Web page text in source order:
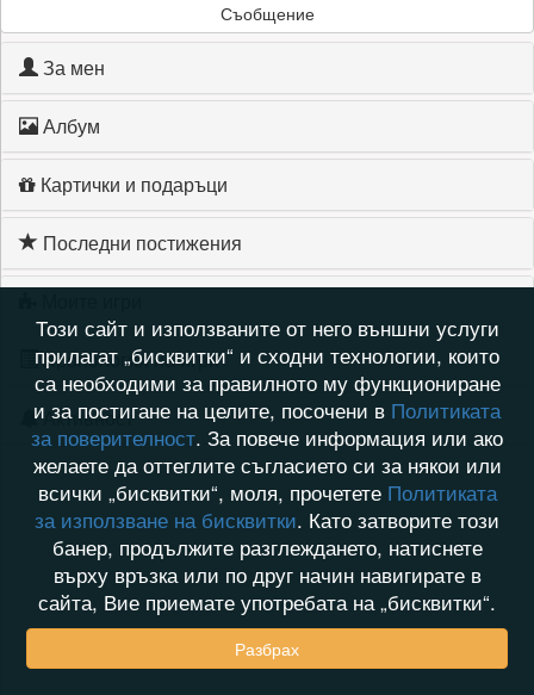
Съобщение
За мен
Албум
Картички и подаръци
Последни постижения
Хронология на игри
Активност
Този сайт и използваните от него външни услуги
прилагат „бисквитки“ и сходни технологии, които
са необходими за правилното му функциониране
и за постигане на целите, посочени в Политиката
за поверителност. За повече информация или ако
желаете да оттеглите съгласието си за някои или
всички „бисквитки“, моля, прочетете Политиката
за използване на бисквитки. Като затворите този
банер, продължите разглеждането, натиснете
върху връзка или по друг начин навигирате в
сайта, Вие приемате употребата на „бисквитки“.
Разбрах